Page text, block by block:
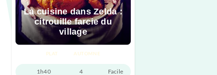
La cuisine dans Zelda :
citrouille farcie du
village
PLAT AUTOMNE
1h40 4 Facile